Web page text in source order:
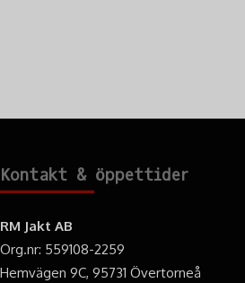
Kontakt & öppettider
RM Jakt AB
Org.nr: 559108-2259
Hemvägen 9C, 95731 Övertorneå